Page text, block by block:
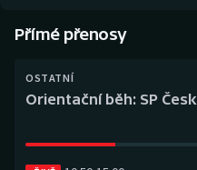
Curling
Přímé přenosy
OSTATNÍ
Orientační běh: SP